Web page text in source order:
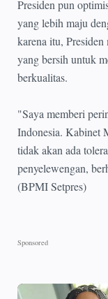
Presiden pun
yang lebih maju
karena itu, Presiden
yang bersih untuk
berkualitas.
"Saya memberi
Indonesia. Kabinet
tidak akan ada
penyelewengan,
(BPMI Setpres)